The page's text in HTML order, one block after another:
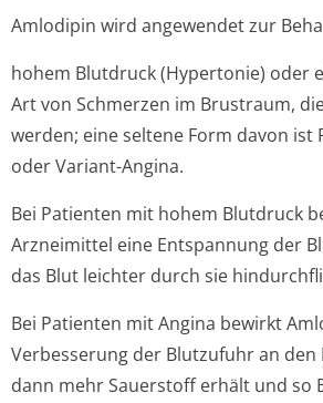
Amlodipin wird angewendet zur
hohem Blutdruck (Hypertonie) oder
Art von Schmerzen im Brustraum,
werden; eine seltene Form davon ist
oder Variant-Angina.
Bei Patienten mit hohem Blutdruck
Arzneimittel eine Entspannung der
das Blut leichter durch sie
Bei Patienten mit Angina bewirkt
Verbesserung der Blutzufuhr an den
dann mehr Sauerstoff erhält und so